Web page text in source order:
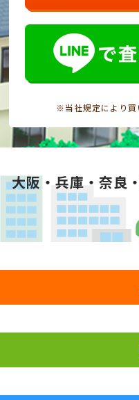
※当社規定により買
大阪・兵庫・奈良